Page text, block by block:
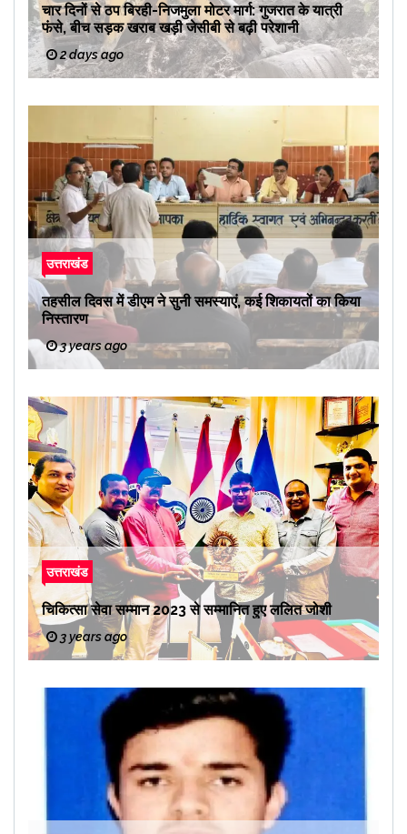
चार दिनों से ठप बिरही-निजमुला मोटर मार्ग: गुजरात के यात्री
फंसे, बीच सड़क खराब खड़ी जेसीबी से बढ़ी परेशानी
2 days ago
उत्तराखंड
तहसील दिवस में डीएम ने सुनी समस्याएं, कई शिकायतों का किया
निस्तारण
3 years ago
उत्तराखंड
चिकित्सा सेवा सम्मान 2023 से सम्मानित हुए ललित जोशी
3 years ago